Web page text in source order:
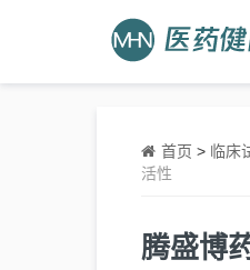
首页 > 临床
活性
腾盛博